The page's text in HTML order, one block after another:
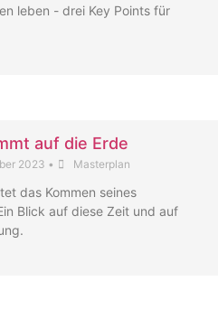
leben - drei Key Points für
auf die Erde
2023 • Masterplan
das Kommen seines
Blick auf diese Zeit und auf